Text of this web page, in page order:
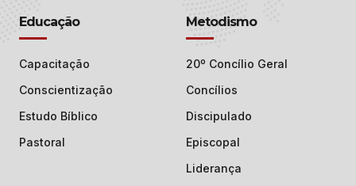
Educação
Capacitação
Conscientização
Estudo Bíblico
Pastoral
Metodismo
20º Concílio Geral
Concílios
Discipulado
Episcopal
Liderança